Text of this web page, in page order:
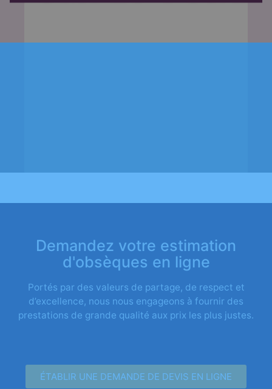
Demandez votre estimation
d'obsèques en ligne
Portés par des valeurs de partage, de respect et
d’excellence, nous nous engageons à fournir des
prestations de grande qualité aux prix les plus justes.
ÉTABLIR UNE DEMANDE DE DEVIS EN LIGNE